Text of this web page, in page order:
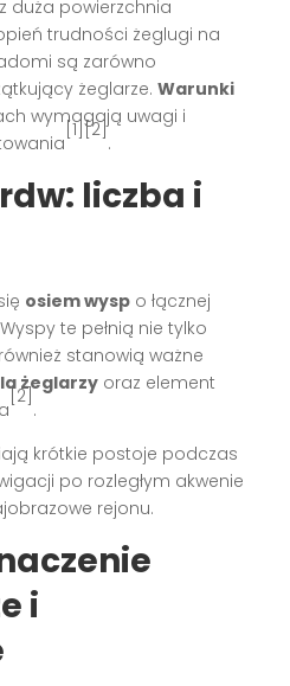
duża powierzchnia
trudności żeglugi na
są zarówno
żeglarze.Warunki
wymagają uwagi i
[1][2]
.
liczba i
osiem wysp o łącznej
te pełnią nie tylko
stanowią ważne
żeglarzy oraz element
[2]
.
krótkie postoje podczas
po rozległym akwenie
rejonu.
i